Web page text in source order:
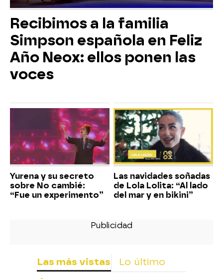
Recibimos a la familia
Simpson española en Feliz
Año Neox: ellos ponen las
voces
Yurena y su secreto
sobre No cambié:
“Fue un experimento”
Las navidades soñadas
de Lola Lolita: “Al lado
del mar y en bikini”
Las más vistas Lo último